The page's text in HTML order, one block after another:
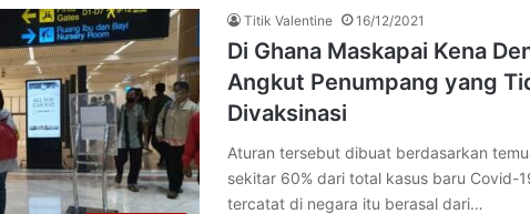
Titik Valentine 16/12/2021
Di Ghana Maskapai Kena
Angkut Penumpang yang
Divaksinasi
Aturan tersebut dibuat berdasarkan
sekitar 60% dari total kasus baru Covid-
tercatat di negara itu berasal dari…